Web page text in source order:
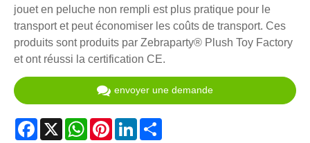
jouet en peluche non rempli est plus pratique pour le
transport et peut économiser les coûts de transport. Ces
produits sont produits par Zebraparty® Plush Toy Factory
et ont réussi la certification CE.
envoyer une demande
Facebook
X WhatsApp
PinterestLinkedIn